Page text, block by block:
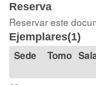
Reserva
Reservar este
Ejemplares(1)
Tomo